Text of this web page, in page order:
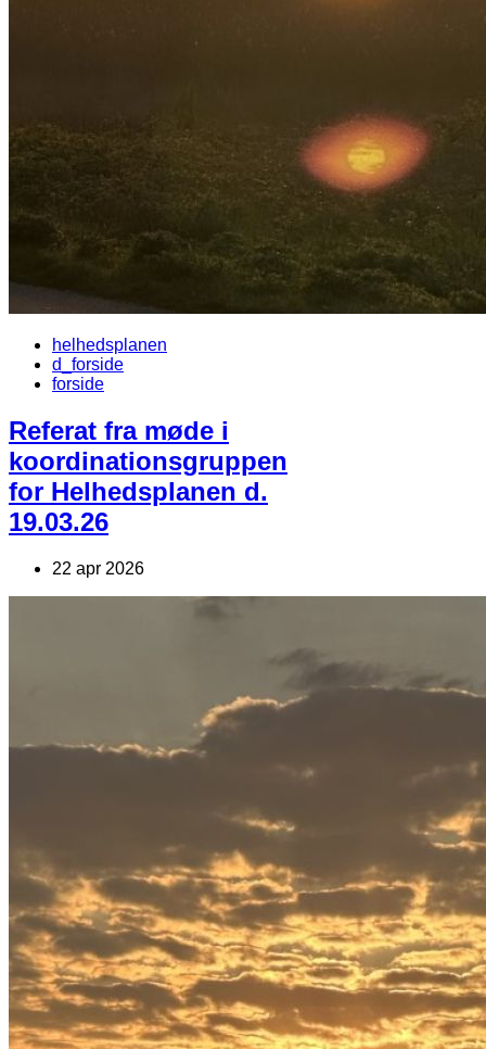
helhedsplanen
d_forside
forside
Referat fra møde i
koordinationsgruppen
for Helhedsplanen d.
19.03.26
22 apr 2026